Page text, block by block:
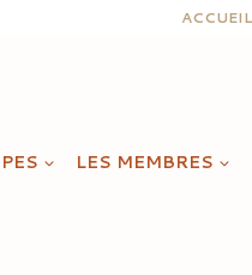
ACCUEIL
LES MEMBRES